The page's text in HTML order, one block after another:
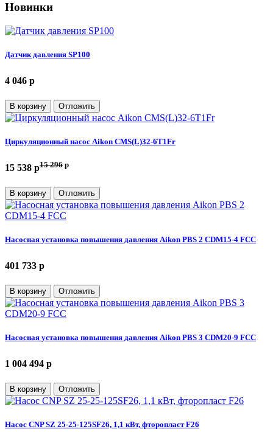
Новинки
Датчик давления SP100
4 046 p
В корзину Отложить
Циркуляционный насос Aikon CMS(L)32-6T1Fr
15 538 p15 296 p
В корзину Отложить
Насосная установка повышения давления Aikon PBS 2 CDM15-4 FCC
401 733 p
В корзину Отложить
Насосная установка повышения давления Aikon PBS 3 CDM20-9 FCC
1 004 494 p
В корзину Отложить
Насос CNP SZ 25-25-125SF26, 1,1 кВт, фторопласт F26